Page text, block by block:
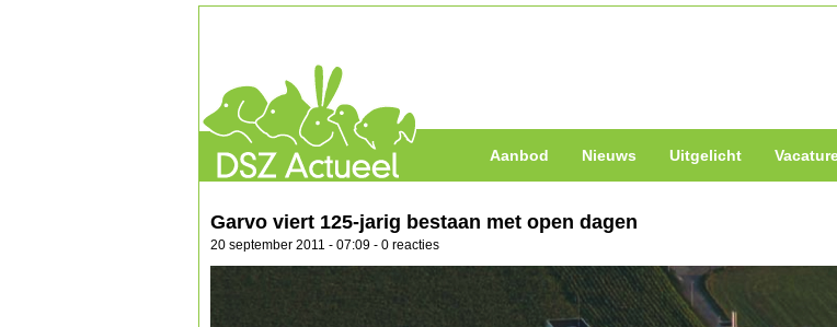
Aanbod Nieuws Uitgelicht
Garvo viert 125-jarig bestaan met open dagen
20 september 2011 - 07:09 - 0 reacties